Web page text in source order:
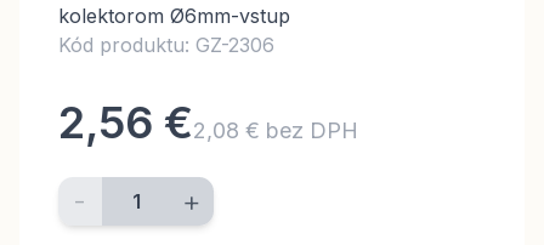
kolektorom Ø6mm-vstup
Kód produktu: GZ-2306
2,56 €2,08 € bez DPH
- +